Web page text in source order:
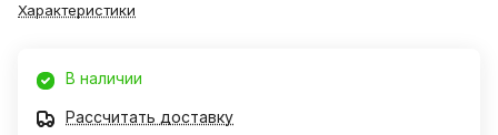
Характеристики
В наличии
Рассчитать доставку